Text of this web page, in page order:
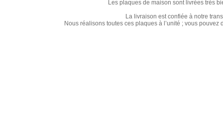
Les plaques de maison sont livrées très
La livraison est confiée à notre
Nous réalisons toutes ces plaques à l’unité ; vous